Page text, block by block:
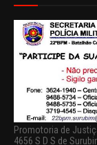
Promotoria de
4656 S D S de